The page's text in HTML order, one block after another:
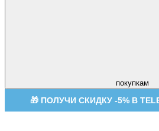
покупкам
🎁 ПОЛУЧИ СКИДКУ -5% В